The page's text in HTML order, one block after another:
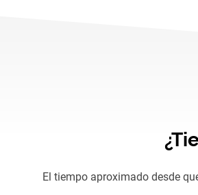
El tiempo aproximado desde